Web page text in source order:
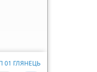
01 ГЛЯНЕЦЬ